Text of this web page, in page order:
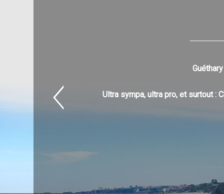
Ultra sympa, ultra pro, et surtout :